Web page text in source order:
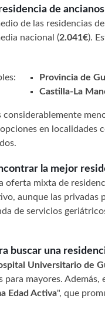
de
de las residencias
nacional (2.041€).
Provincia de
Castilla-La
considerablemente
en localidades
la mejor
oferta mixta de
aunque las
de servicios
buscar una
Universitario de
para mayores.
Edad Activa", que